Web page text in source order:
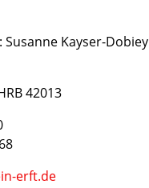
Kayser-Dobiey
42013
erft.de